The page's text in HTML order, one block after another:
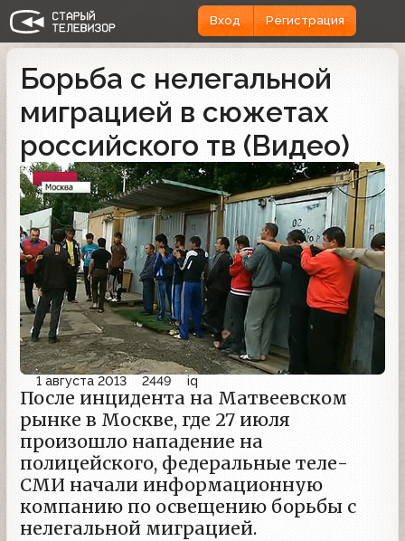
Вход Регистрация
Борьба с нелегальной
миграцией в сюжетах
российского тв (Видео)
1 августа 2013 2449 iq
После инцидента на Матвеевском
рынке в Москве, где 27 июля
произошло нападение на
полицейского, федеральные теле-
СМИ начали информационную
компанию по освещению борьбы с
нелегальной миграцией.